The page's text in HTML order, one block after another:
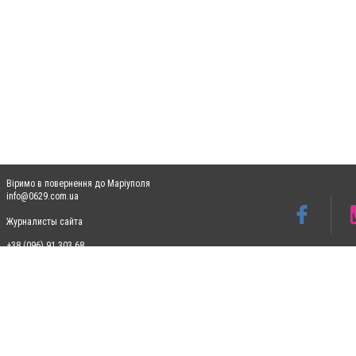
Віримо в повернення до Маріуполя
info@0629.com.ua
Журналисты сайта
+38 (096) 91 303 68